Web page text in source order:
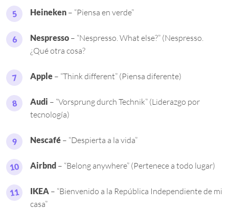
Heineken – “Piensa en verde”
Nespresso – “Nespresso. What else?” (Nespresso.
¿Qué otra cosa?
Apple – “Think different” (Piensa diferente)
Audi – “Vorsprung durch Technik” (Liderazgo por
tecnología)
Nescafé – “Despierta a la vida”
Airbnd – “Belong anywhere” (Pertenece a todo lugar)
IKEA – “Bienvenido a la República Independiente de mi
casa”